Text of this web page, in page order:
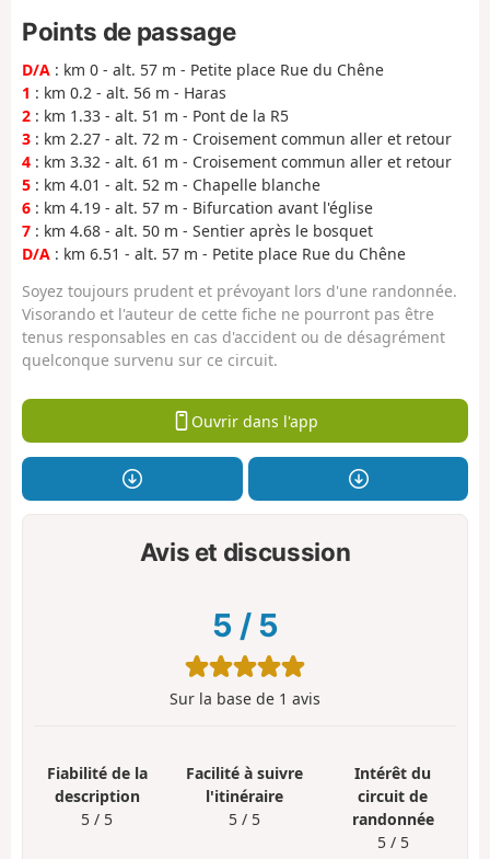
Points de passage
D/A : km 0 - alt. 57 m - Petite place Rue du Chêne
1 : km 0.2 - alt. 56 m - Haras
2 : km 1.33 - alt. 51 m - Pont de la R5
3 : km 2.27 - alt. 72 m - Croisement commun aller et retour
4 : km 3.32 - alt. 61 m - Croisement commun aller et retour
5 : km 4.01 - alt. 52 m - Chapelle blanche
6 : km 4.19 - alt. 57 m - Bifurcation avant l'église
7 : km 4.68 - alt. 50 m - Sentier après le bosquet
D/A : km 6.51 - alt. 57 m - Petite place Rue du Chêne
Soyez toujours prudent et prévoyant lors d'une randonnée.
Visorando et l'auteur de cette fiche ne pourront pas être
tenus responsables en cas d'accident ou de désagrément
quelconque survenu sur ce circuit.
Ouvrir dans l'app
Avis et discussion
5 / 5
Sur la base de 1 avis
Fiabilité de la
description
5 / 5
Facilité à suivre
l'itinéraire
5 / 5
Intérêt du
circuit de
randonnée
5 / 5